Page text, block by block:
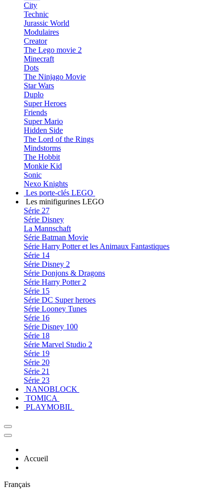
City
Technic
Jurassic World
Modulaires
Creator
The Lego movie 2
Minecraft
Dots
The Ninjago Movie
Star Wars
Duplo
Super Heroes
Friends
Super Mario
Hidden Side
The Lord of the Rings
Mindstorms
The Hobbit
Monkie Kid
Sonic
Nexo Knights
Les porte-clés LEGO
Les minifigurines LEGO
Série 27
Série Disney
La Mannschaft
Série Batman Movie
Série Harry Potter et les Animaux Fantastiques
Série 14
Série Disney 2
Série Donjons & Dragons
Série Harry Potter 2
Série 15
Série DC Super heroes
Série Looney Tunes
Série 16
Série Disney 100
Série 18
Série Marvel Studio 2
Série 19
Série 20
Série 21
Série 23
NANOBLOCK
TOMICA
PLAYMOBIL
Accueil
Français